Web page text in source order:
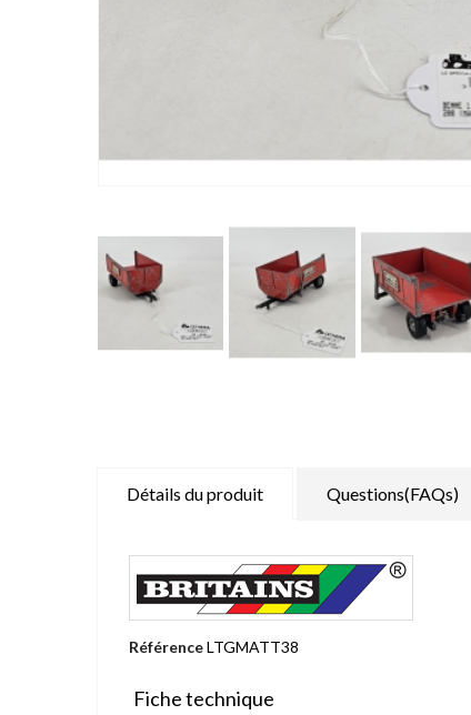
Détails du produit Questions(FAQs)
RéférenceLTGMATT38
Fiche technique